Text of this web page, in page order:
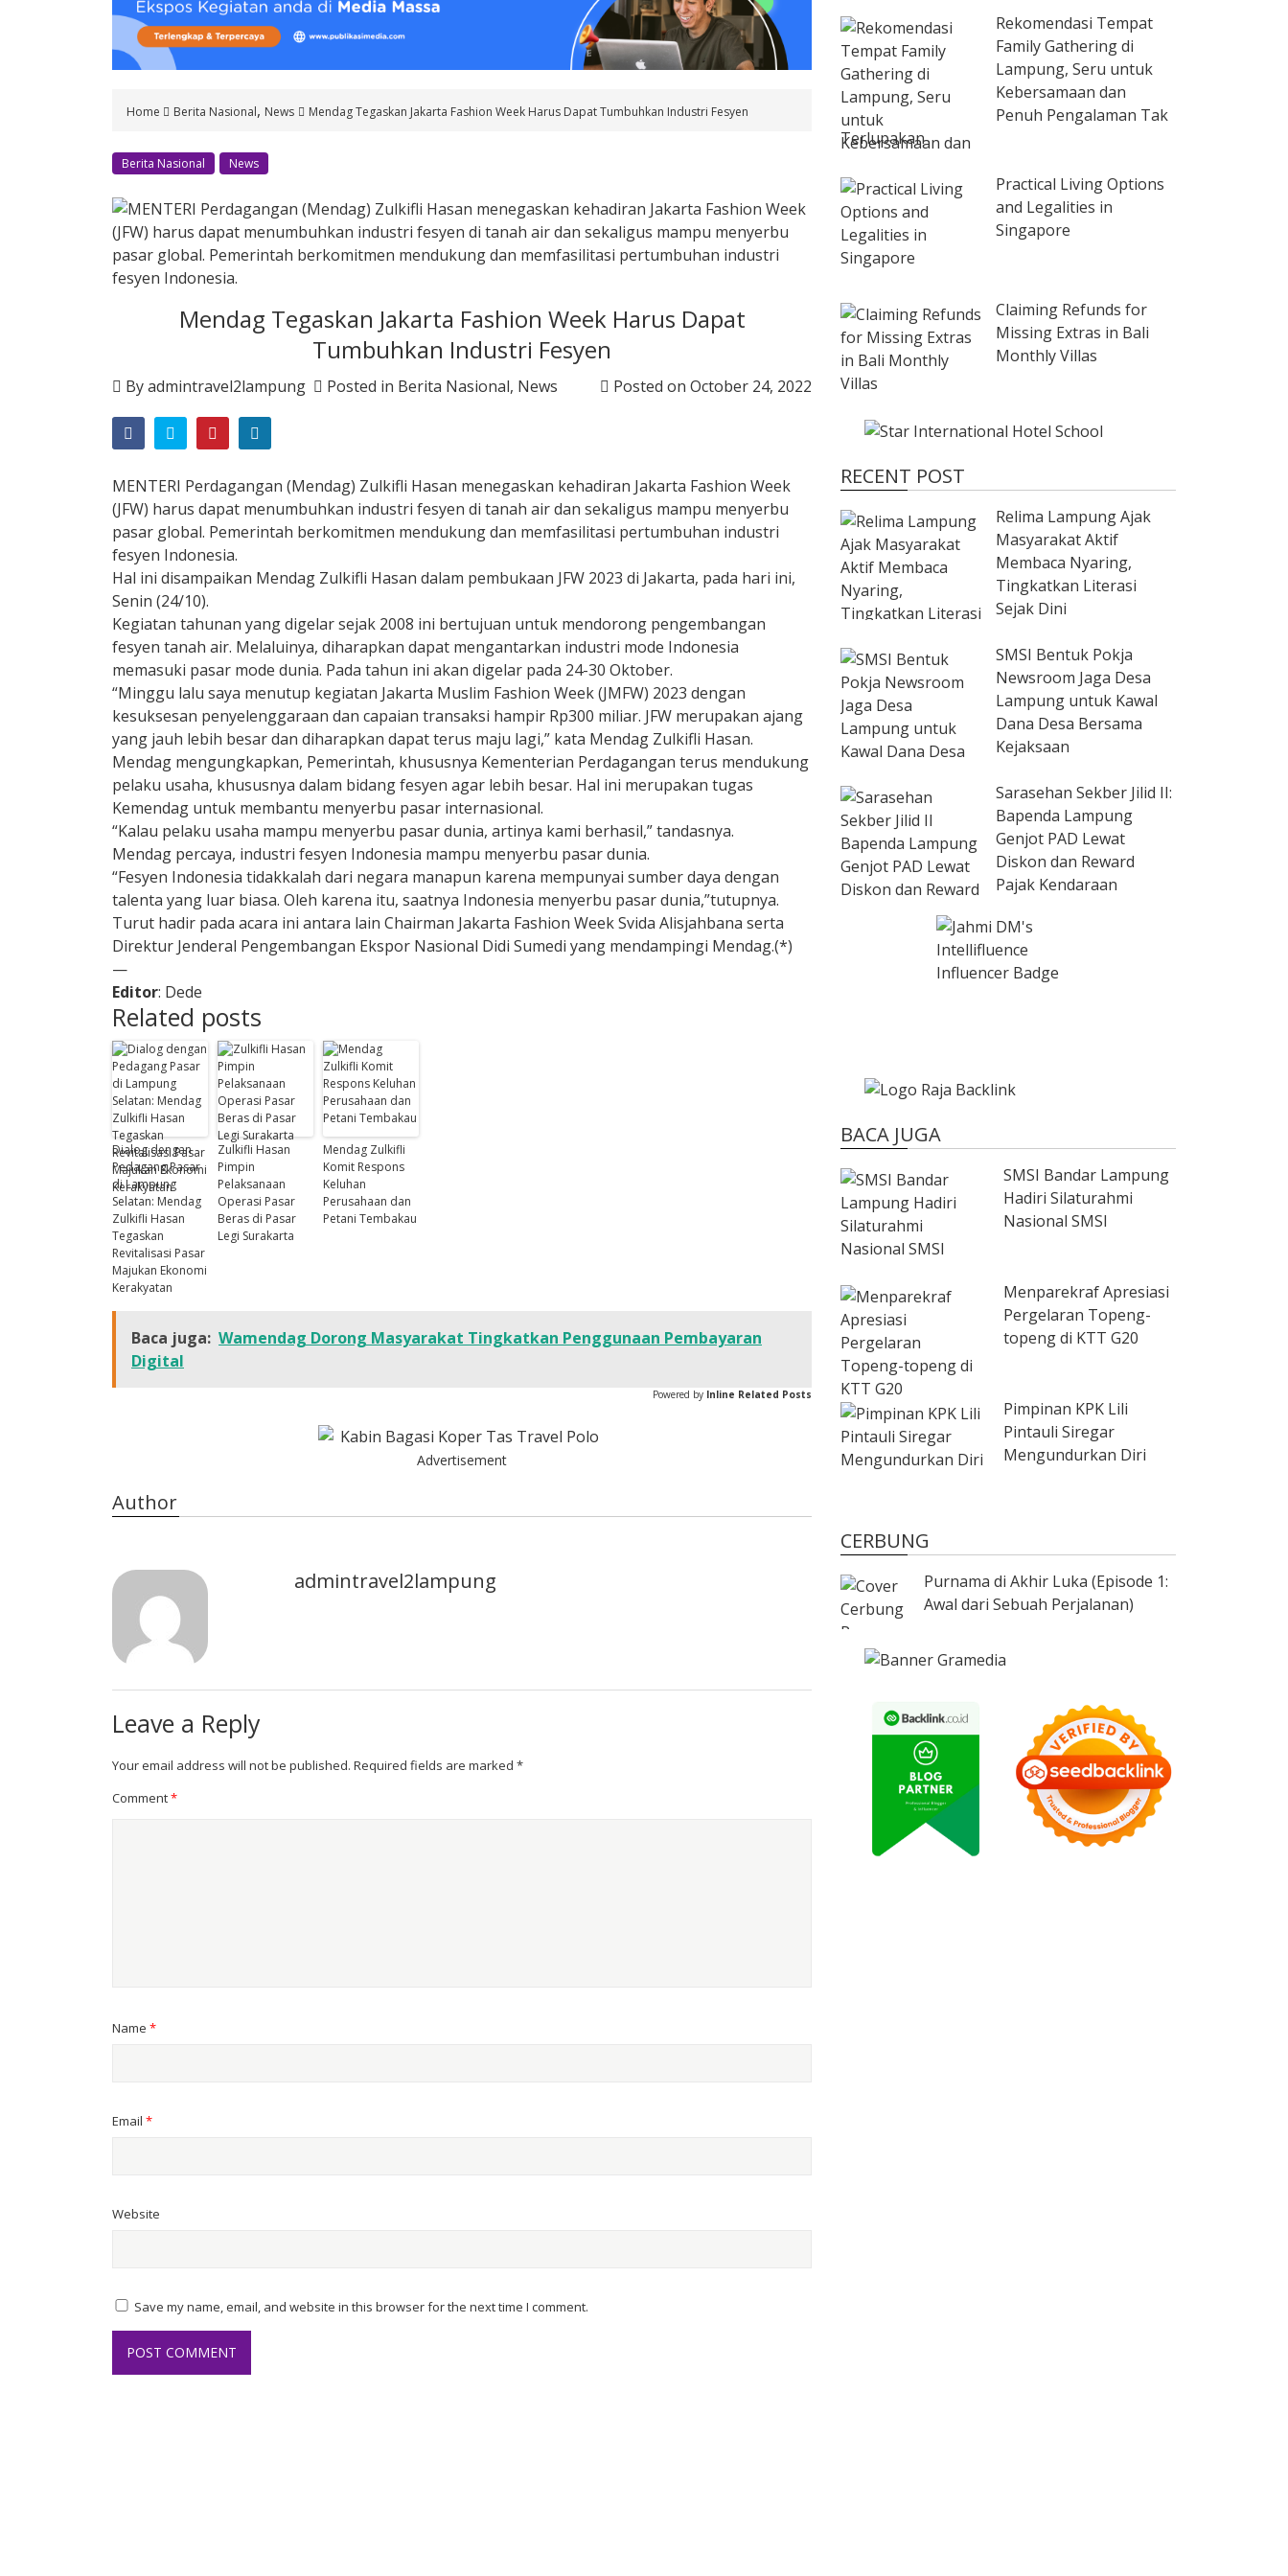
Home Berita Nasional, News Mendag Tegaskan Jakarta Fashion Week Harus Dapat Tumbuhkan Industri Fesyen
Berita Nasional News
Mendag Tegaskan Jakarta Fashion Week Harus Dapat
Tumbuhkan Industri Fesyen
Byadmintravel2lampung Posted in Berita Nasional, News Posted on October 24, 2022
MENTERI Perdagangan (Mendag) Zulkifli Hasan menegaskan kehadiran Jakarta Fashion Week
(JFW) harus dapat menumbuhkan industri fesyen di tanah air dan sekaligus mampu menyerbu
pasar global. Pemerintah berkomitmen mendukung dan memfasilitasi pertumbuhan industri
fesyen Indonesia.
Hal ini disampaikan Mendag Zulkifli Hasan dalam pembukaan JFW 2023 di Jakarta, pada hari ini,
Senin (24/10).
Kegiatan tahunan yang digelar sejak 2008 ini bertujuan untuk mendorong pengembangan
fesyen tanah air. Melaluinya, diharapkan dapat mengantarkan industri mode Indonesia
memasuki pasar mode dunia. Pada tahun ini akan digelar pada 24-30 Oktober.
“Minggu lalu saya menutup kegiatan Jakarta Muslim Fashion Week (JMFW) 2023 dengan
kesuksesan penyelenggaraan dan capaian transaksi hampir Rp300 miliar. JFW merupakan ajang
yang jauh lebih besar dan diharapkan dapat terus maju lagi,” kata Mendag Zulkifli Hasan.
Mendag mengungkapkan, Pemerintah, khususnya Kementerian Perdagangan terus mendukung
pelaku usaha, khususnya dalam bidang fesyen agar lebih besar. Hal ini merupakan tugas
Kemendag untuk membantu menyerbu pasar internasional.
“Kalau pelaku usaha mampu menyerbu pasar dunia, artinya kami berhasil,” tandasnya.
Mendag percaya, industri fesyen Indonesia mampu menyerbu pasar dunia.
“Fesyen Indonesia tidakkalah dari negara manapun karena mempunyai sumber daya dengan
talenta yang luar biasa. Oleh karena itu, saatnya Indonesia menyerbu pasar dunia,”tutupnya.
Turut hadir pada acara ini antara lain Chairman Jakarta Fashion Week Svida Alisjahbana serta
Direktur Jenderal Pengembangan Ekspor Nasional Didi Sumedi yang mendampingi Mendag.(*)
—
Editor: Dede
Related posts
Dialog dengan
Pedagang Pasar
di Lampung
Selatan: Mendag
Zulkifli Hasan
Tegaskan
Revitalisasi Pasar
Majukan Ekonomi
Kerakyatan
Zulkifli Hasan
Pimpin
Pelaksanaan
Operasi Pasar
Beras di Pasar
Legi Surakarta
Mendag Zulkifli
Komit Respons
Keluhan
Perusahaan dan
Petani Tembakau
Baca juga: Wamendag Dorong Masyarakat Tingkatkan Penggunaan Pembayaran
Digital
Powered by Inline Related Posts
Advertisement
Author
admintravel2lampung
Leave a Reply
Your email address will not be published. Required fields are marked *
Comment*
Name *
Email *
Website
Save my name, email, and website in this browser for the next time I comment.
Rekomendasi Tempat
Family Gathering di
Lampung, Seru untuk
Kebersamaan dan
Penuh Pengalaman Tak
Terlupakan
Practical Living Options
and Legalities in
Singapore
Claiming Refunds for
Missing Extras in Bali
Monthly Villas
RECENT POST
Relima Lampung Ajak
Masyarakat Aktif
Membaca Nyaring,
Tingkatkan Literasi
Sejak Dini
SMSI Bentuk Pokja
Newsroom Jaga Desa
Lampung untuk Kawal
Dana Desa Bersama
Kejaksaan
Sarasehan Sekber Jilid II:
Bapenda Lampung
Genjot PAD Lewat
Diskon dan Reward
Pajak Kendaraan
BACA JUGA
SMSI Bandar Lampung
Hadiri Silaturahmi
Nasional SMSI
Menparekraf Apresiasi
Pergelaran Topeng-
topeng di KTT G20
Pimpinan KPK Lili
Pintauli Siregar
Mengundurkan Diri
CERBUNG
Purnama di Akhir Luka (Episode 1:
Awal dari Sebuah Perjalanan)